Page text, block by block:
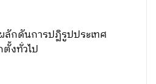
กดันการปฏิรูปประเทศ
งทั่วไป